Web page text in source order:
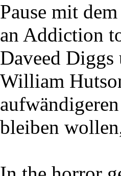
Pause mit
an Addiction
Daveed Diggs
William
bleiben